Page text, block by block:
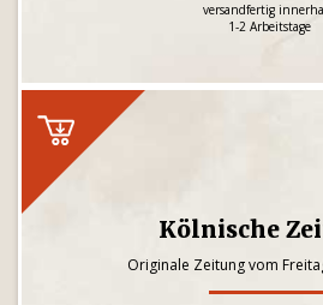
versandfertig
1-2 Arbeitstage
Kölnische
Originale Zeitung vom